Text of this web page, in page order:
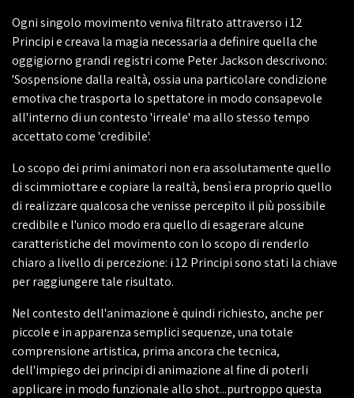
Ogni singolo movimento veniva filtrato attraverso i 12
Principi e creava la magia necessaria a definire quella che
oggigiorno grandi registri come Peter Jackson descrivono:
'Sospensione dalla realtà, ossia una particolare condizione
emotiva che trasporta lo spettatore in modo consapevole
all'interno di un contesto 'irreale' ma allo stesso tempo
accettato come 'credibile'.
Lo scopo dei primi animatori non era assolutamente quello
di scimmiottare e copiare la realtà, bensì era proprio quello
di realizzare qualcosa che venisse percepito il più possibile
credibile e l'unico modo era quello di esagerare alcune
caratteristiche del movimento con lo scopo di renderlo
chiaro a livello di percezione: i 12 Principi sono stati la chiave
per raggiungere tale risultato.
Nel contesto dell'animazione è quindi richiesto, anche per
piccole e in apparenza semplici sequenze, una totale
comprensione artistica, prima ancora che tecnica,
dell'impiego dei principi di animazione al fine di poterli
applicare in modo funzionale allo shot...purtroppo questa